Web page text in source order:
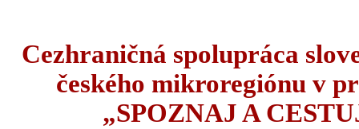
Cezhraničná spolupráca
českého mikroregiónu v
„SPOZNAJ A